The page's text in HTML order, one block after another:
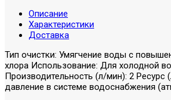
Описание
Характеристики
Доставка
Тип очистки: Умягчение воды с
хлора Использование: Для холодной
Производительность (л/мин): 2 Ресурс
давление в системе водоснабжения